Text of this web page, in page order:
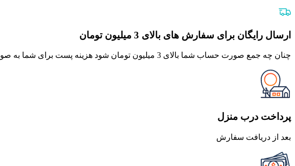
ارسال رایگان برای سفارش های بالای 3 میلیون تومان
چنان چه جمع صورت حساب شما بالای 3 میلیون تومان شود هزینه پست برای شما به صورت رایگان محاصبه خواهد شد.
پرداخت درب منزل
بعد از دریافت سفارش